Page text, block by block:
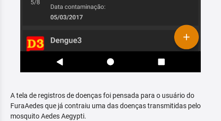
A tela de registros de doenças foi pensada para o usuário do
FuraAedes que já contraiu uma das doenças transmitidas pelo
mosquito Aedes Aegypti.